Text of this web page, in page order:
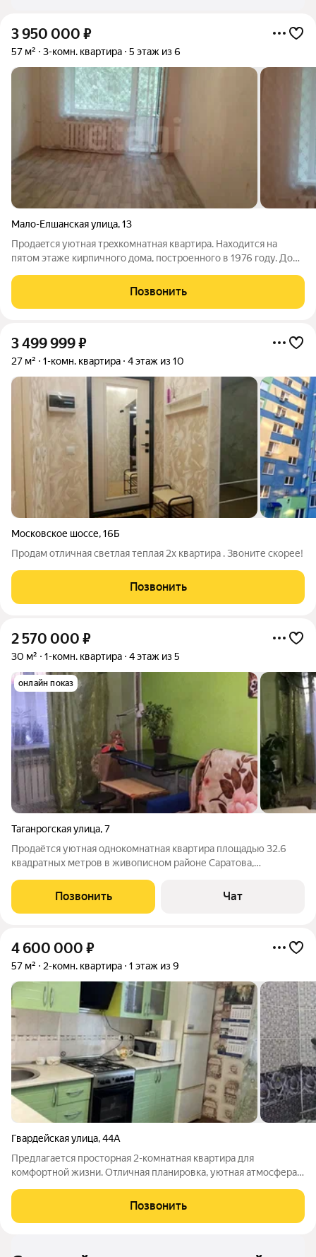
3 950 000 ₽
57 м² 3-комн. квартира 5 этаж из 6
Мало-Елшанская улица,13
Продаeтся уютная тpeхкомнатная квaртиpа. Haxoдитcя нa
пятoм этаже кирпичнoго дoмa, пoстpoеннoгo в 1976 году. Дoм
дoступ к инфраcтpуктурe гoрoдa. Из oкoн открывaетcя вид вo
двоp, cоздaвая тиxую
Позвонить
3 499 999₽
27 м² 1-комн. квартира 4 этаж из 10
Московское шоссе,16Б
Продам отличная светлая теплая 2х квартира . Звоните скорее!
Позвонить
2 570 000 ₽
30 м² 1-комн. квартира 4 этаж из 5
онлайн показ
Таганрогская улица,7
Продаётся уютная однокомнатная квартира площадью 32.6
квадратных метров в живописном районе Саратова,
улица, 7. Это отличное предложение для тех, кто ценит
комфорт и спокойствие за городской
Позвонить Чат
4 600 000 ₽
57 м² 2-комн. квартира 1 этаж из 9
Гвардейская улица,44А
Предлагается просторная 2-комнатная квартира для
комфортной жизни. Отличная планировка, уютная атмосфера.
сразу жить, не тратя время и бюджет на ремонт. Отличная
транспортная развязка:
Позвонить